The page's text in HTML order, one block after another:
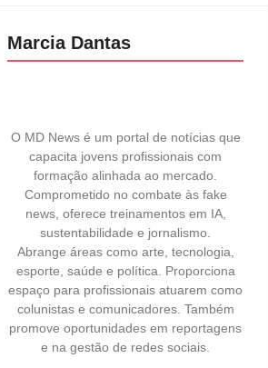
Marcia Dantas
O MD News é um portal de notícias que
capacita jovens profissionais com
formação alinhada ao mercado.
Comprometido no combate às fake
news, oferece treinamentos em IA,
sustentabilidade e jornalismo.
Abrange áreas como arte, tecnologia,
esporte, saúde e política. Proporciona
espaço para profissionais atuarem como
colunistas e comunicadores. Também
promove oportunidades em reportagens
e na gestão de redes sociais.